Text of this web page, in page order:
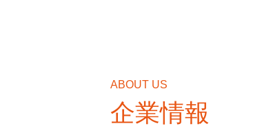
ABOUT US
企業情報